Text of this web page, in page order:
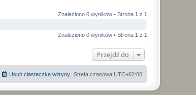
Znaleziono 0 wyników • Strona 1 z 1
Znaleziono 0 wyników • Strona 1 z 1
Przejdź do
Strefa czasowa UTC+02:00
Usuń ciasteczka witryny